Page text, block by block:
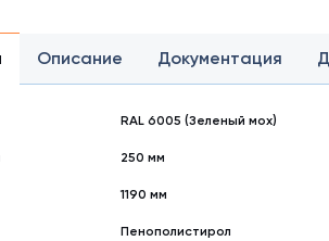
Описание Документация
RAL 6005 (Зеленый мох)
250 мм
1190 мм
Пенополистирол